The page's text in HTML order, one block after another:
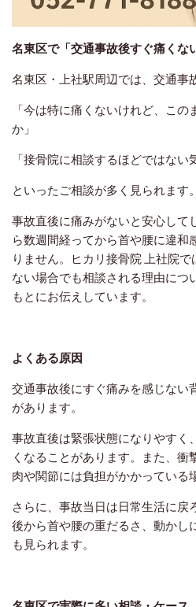
名東区で「交通事故後すぐ痛くな
名東区・上社駅周辺では、交通事
「今は特に痛くないけれど、こ
か」
「接骨院に相談するほどではない
といったご相談が多く見られます。
事故直後に痛みがないと安心して
ら数週間経ってから首や腰に違和
りません。ヒカリ接骨院 上社院
ない場合でも相談される理由につ
もとにお伝えしています。
よくある原因
交通事故後にすぐ痛みを感じない
があります。
事故直後は緊張状態になりやすく
くなることがあります。また、衝
肉や関節には負担がかかっている
さらに、事故当日は日常生活に戻
後から首や腰の重だるさ、動かし
も見られます。